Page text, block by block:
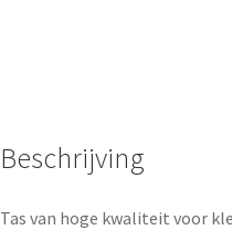
Beschrijving
Tas van hoge kwaliteit voor